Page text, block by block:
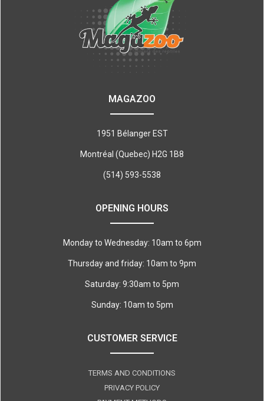
MAGAZOO
1951 Bélanger EST
Montréal (Quebec) H2G 1B8
(514) 593-5538
OPENING HOURS
Monday to Wednesday: 10am to 6pm
Thursday and friday: 10am to 9pm
Saturday: 9:30am to 5pm
Sunday: 10am to 5pm
CUSTOMER SERVICE
TERMS AND CONDITIONS
PRIVACY POLICY